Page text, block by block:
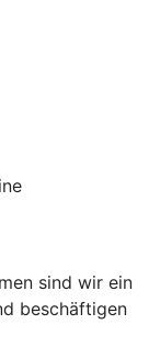
sind wir ein
beschäftigen